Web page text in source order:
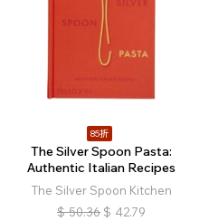
85折
The Silver Spoon Pasta:
Authentic Italian Recipes
The Silver Spoon Kitchen
$ 50.36 $ 42.79